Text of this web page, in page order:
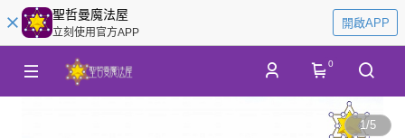
聖哲曼魔法屋
立刻使用官方APP
開啟APP
0
1/5